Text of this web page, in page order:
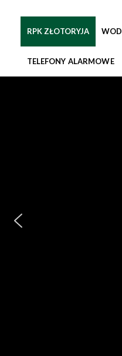
RPK ZŁOTORYJA
TELEFONY ALARMOWE